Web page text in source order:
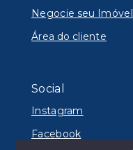
Negocie seu Imóvel
Área do cliente
Social
Instagram
Facebook